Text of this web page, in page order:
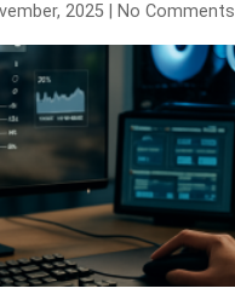
2025 | No Comments